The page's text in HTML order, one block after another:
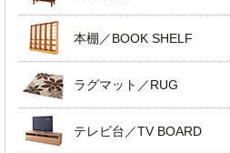
本棚／BOOK SHELF
ラグマット／RUG
テレビ台／TV BOARD